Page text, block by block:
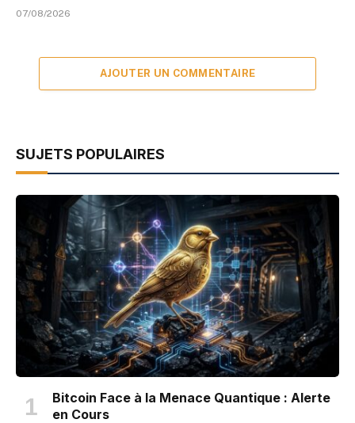
07/08/2026
AJOUTER UN COMMENTAIRE
SUJETS POPULAIRES
Bitcoin Face à la Menace Quantique : Alerte
en Cours